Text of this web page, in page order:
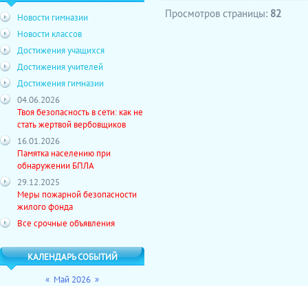
Новости гимназии
Новости классов
Достижения учащихся
Достижения учителей
Достижения гимназии
04.06.2026
Твоя безопасность в сети: как не
стать жертвой вербовщиков
16.01.2026
Памятка населению при
обнаружении БПЛА
29.12.2025
Меры пожарной безопасности
жилого фонда
Все срочные объявления
КАЛЕНДАРЬ СОБЫТИЙ
« Май 2026 »
Просмотров страницы: 82